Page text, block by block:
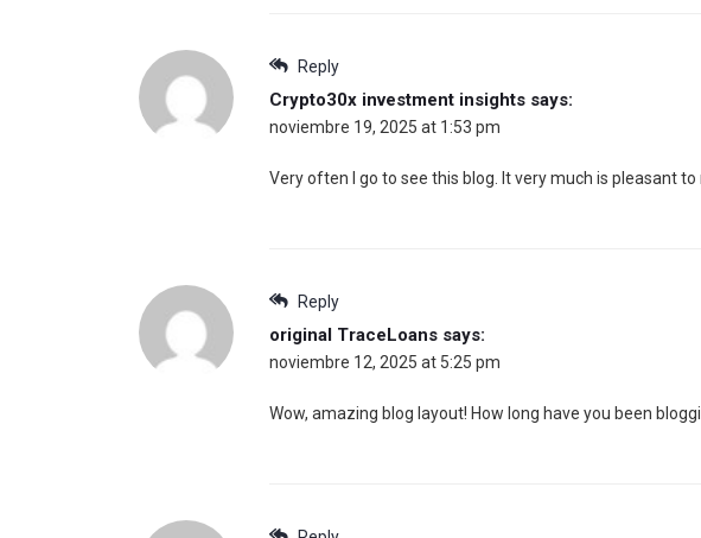
Reply
Crypto30x investment insights says:
noviembre 19, 2025 at 1:53 pm
Very often I go to see this blog. It very much is pleasant
Reply
original TraceLoans says:
noviembre 12, 2025 at 5:25 pm
Wow, amazing blog layout! How long have you been